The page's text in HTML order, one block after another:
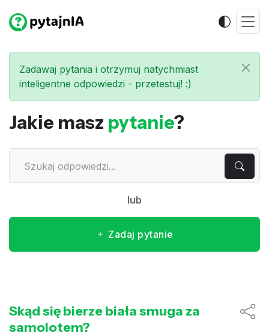
Zadawaj pytania i otrzymuj natychmiast
inteligentne odpowiedzi - przetestuj! :)
Jakie masz pytanie?
lub
Zadaj pytanie
Skąd się bierze biała smuga za
samolotem?